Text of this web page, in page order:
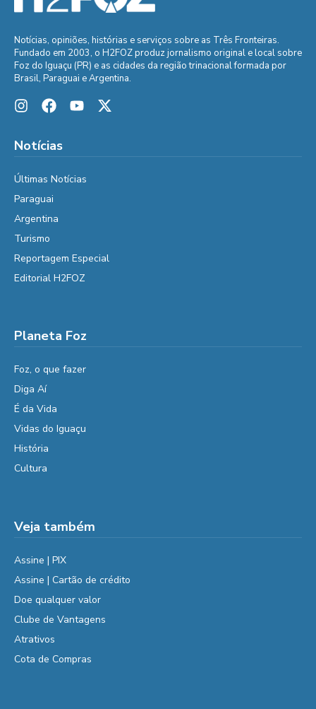
Notícias, opiniões, histórias e serviços sobre as Três Fronteiras.
Fundado em 2003, o H2FOZ produz jornalismo original e local sobre
Foz do Iguaçu (PR) e as cidades da região trinacional formada por
Brasil, Paraguai e Argentina.
Notícias
Últimas Notícias
Paraguai
Argentina
Turismo
Reportagem Especial
Editorial H2FOZ
Planeta Foz
Foz, o que fazer
Diga Aí
É da Vida
Vidas do Iguaçu
História
Cultura
Veja também
Assine | PIX
Assine | Cartão de crédito
Doe qualquer valor
Clube de Vantagens
Atrativos
Cota de Compras